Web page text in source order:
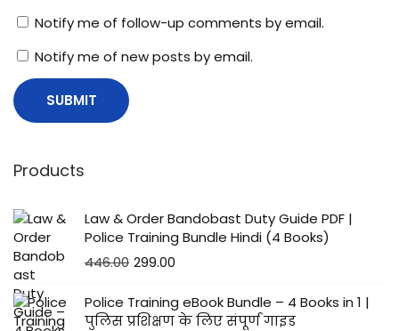
Notify me of follow-up comments by email.
Notify me of new posts by email.
Products
Law & Order Bandobast Duty Guide PDF |
Police Training Bundle Hindi (4 Books)
446.00 299.00
Police Training eBook Bundle – 4 Books in 1 |
पुलिस प्रशिक्षण के लिए संपूर्ण गाइड